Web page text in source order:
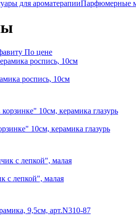
для ароматерапииПарфюмерные
По цене
роспись, 10см
10см, керамика глазурь
с лепкой", малая